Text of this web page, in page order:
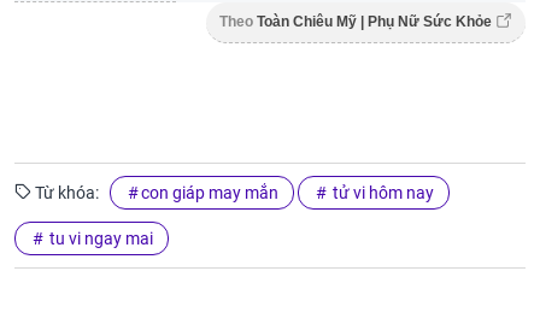
Theo Toàn Chiêu Mỹ | Phụ Nữ Sức Khỏe
Từ khóa: con giáp may mắn tử vi hôm nay
tu vi ngay mai